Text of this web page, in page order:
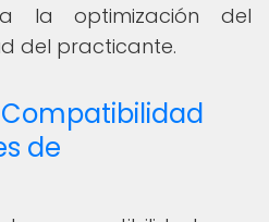
a la optimización del
del practicante.
de